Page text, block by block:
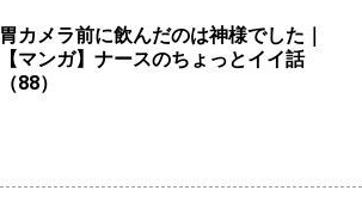
胃カメラ前に飲んだのは神様でした｜
【マンガ】ナースのちょっとイイ話
（88）